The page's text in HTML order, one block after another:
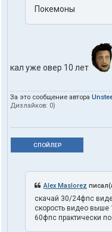
Покемоны
кал уже овер 10 лет
За это сообщение автора
Дизлайков: 0)
СПОЙЛЕР
Alex Maslorez
скачай 30/24фпс
скорость видео выше
60фпс практически по